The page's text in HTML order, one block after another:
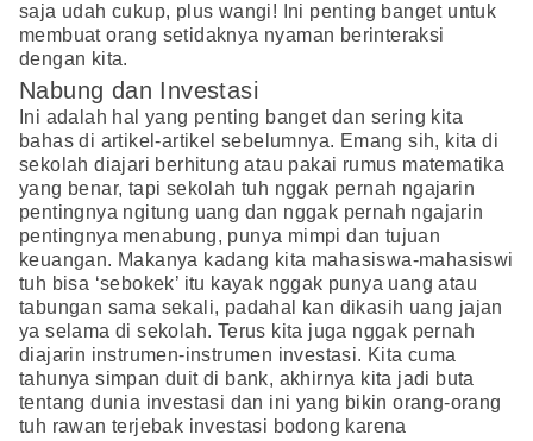
saja udah cukup, plus wangi! Ini penting banget untuk
membuat orang setidaknya nyaman berinteraksi
dengan kita.
Nabung dan Investasi
Ini adalah hal yang penting banget dan sering kita
bahas di artikel-artikel sebelumnya. Emang sih, kita di
sekolah diajari berhitung atau pakai rumus matematika
yang benar, tapi sekolah tuh nggak pernah ngajarin
pentingnya ngitung uang dan nggak pernah ngajarin
pentingnya menabung, punya mimpi dan tujuan
keuangan. Makanya kadang kita mahasiswa-mahasiswi
tuh bisa ‘sebokek’ itu kayak nggak punya uang atau
tabungan sama sekali, padahal kan dikasih uang jajan
ya selama di sekolah. Terus kita juga nggak pernah
diajarin instrumen-instrumen investasi. Kita cuma
tahunya simpan duit di bank, akhirnya kita jadi buta
tentang dunia investasi dan ini yang bikin orang-orang
tuh rawan terjebak investasi bodong karena